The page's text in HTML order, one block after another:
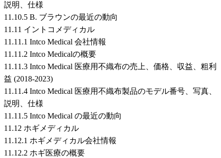
説明、仕様
11.10.5 B. ブラウンの最近の動向
11.11 イントコメディカル
11.11.1 Intco Medical 会社情報
11.11.2 Intco Medicalの概要
11.11.3 Intco Medical 医療用不織布の売上、価格、収益、粗利
益 (2018-2023)
11.11.4 Intco Medical 医療用不織布製品のモデル番号、写真、
説明、仕様
11.11.5 Intco Medical の最近の動向
11.12 ホギメディカル
11.12.1 ホギメディカル会社情報
11.12.2 ホギ医療の概要